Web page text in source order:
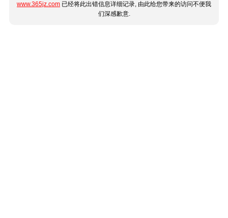
www.365jz.com 已经将此出错信息详细记录, 由此给您带来的访问不便我
们深感歉意.